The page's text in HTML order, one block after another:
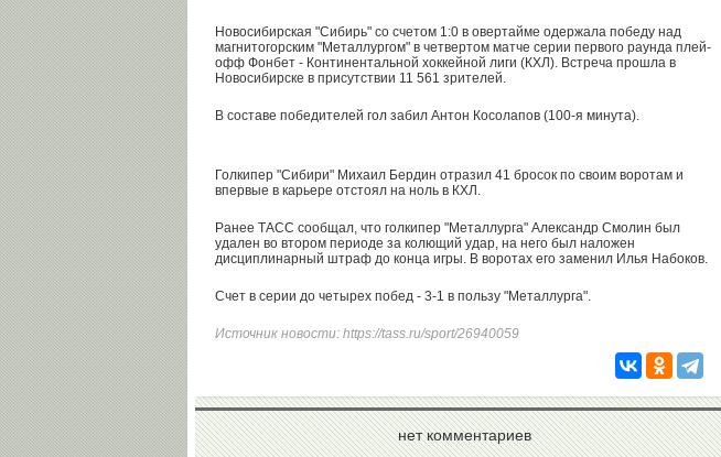
Новосибирская "Сибирь" со счетом 1:0 в овертайме одержала победу над
магнитогорским "Металлургом" в четвертом матче серии первого раунда плей-
офф Фонбет - Континентальной хоккейной лиги (КХЛ). Встреча прошла в
Новосибирске в присутствии 11 561 зрителей.
В составе победителей гол забил Антон Косолапов (100-я минута).
Голкипер "Сибири" Михаил Бердин отразил 41 бросок по своим воротам и
впервые в карьере отстоял на ноль в КХЛ.
Ранее ТАСС сообщал, что голкипер "Металлурга" Александр Смолин был
удален во втором периоде за колющий удар, на него был наложен
дисциплинарный штраф до конца игры. В воротах его заменил Илья Набоков.
Счет в серии до четырех побед - 3-1 в пользу "Металлурга".
Источник новости: https://tass.ru/sport/26940059
нет комментариев